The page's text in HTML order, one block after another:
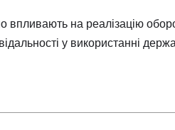
впливають на реалізацію
у використанні